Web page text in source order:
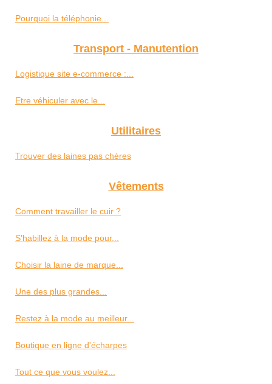
Pourquoi la téléphonie...
Transport - Manutention
Logistique site e-commerce :...
Etre véhiculer avec le...
Utilitaires
Trouver des laines pas chères
Vêtements
Comment travailler le cuir ?
S'habillez à la mode pour...
Choisir la laine de marque...
Une des plus grandes...
Restez à la mode au meilleur...
Boutique en ligne d'écharpes
Tout ce que vous voulez...